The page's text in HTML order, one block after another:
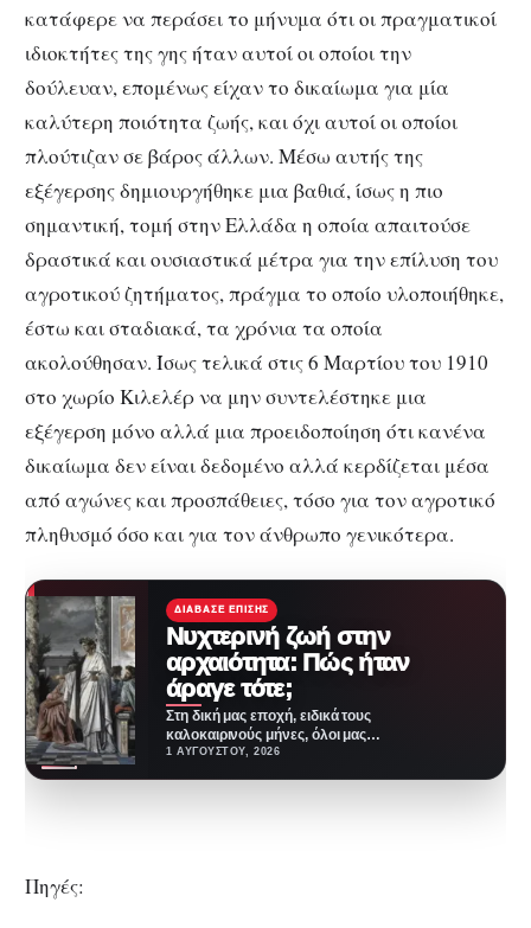
κατάφερε να περάσει το μήνυμα ότι οι πραγματικοί
ιδιοκτήτες της γης ήταν αυτοί οι οποίοι την
δούλευαν, επομένως είχαν το δικαίωμα για μία
καλύτερη ποιότητα ζωής, και όχι αυτοί οι οποίοι
πλούτιζαν σε βάρος άλλων. Μέσω αυτής της
εξέγερσης δημιουργήθηκε μια βαθιά, ίσως η πιο
σημαντική, τομή στην Ελλάδα η οποία απαιτούσε
δραστικά και ουσιαστικά μέτρα για την επίλυση του
αγροτικού ζητήματος, πράγμα το οποίο υλοποιήθηκε,
έστω και σταδιακά, τα χρόνια τα οποία
ακολούθησαν. Ίσως τελικά στις 6 Μαρτίου του 1910
στο χωρίο Κιλελέρ να μην συντελέστηκε μια
εξέγερση μόνο αλλά μια προειδοποίηση ότι κανένα
δικαίωμα δεν είναι δεδομένο αλλά κερδίζεται μέσα
από αγώνες και προσπάθειες, τόσο για τον αγροτικό
πληθυσμό όσο και για τον άνθρωπο γενικότερα.
ΔΙΆΒΑΣΕ ΕΠΊΣΗΣ
Νυχτερινή ζωή στην
αρχαιότητα: Πώς ήταν
άραγε τότε;
Στη δική μας εποχή, ειδικά τους
καλοκαιρινούς μήνες, όλοι μας
λίγο-πολύ βρίσκουμε ευκαιρίες
1 ΑΥΓΟΎΣΤΟΥ, 2026
Πηγές: